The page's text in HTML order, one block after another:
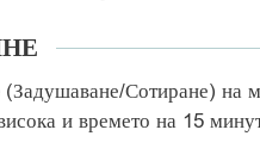
Сотиране) на
и времето на 15